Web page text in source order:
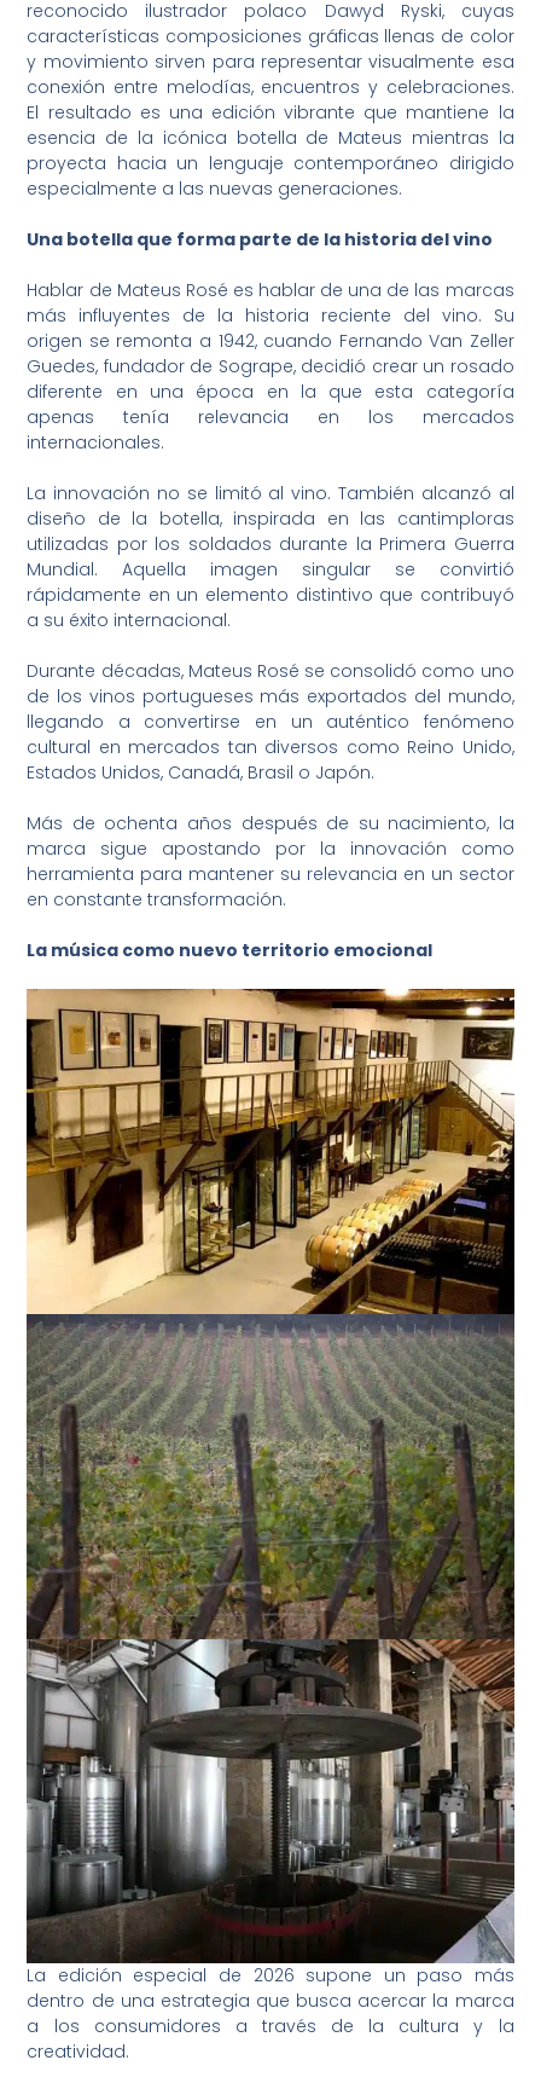
reconocido ilustrador polaco Dawyd Ryski, cuyas
características composiciones gráficas llenas de color
y movimiento sirven para representar visualmente esa
conexión entre melodías, encuentros y celebraciones.
El resultado es una edición vibrante que mantiene la
esencia de la icónica botella de Mateus mientras la
proyecta hacia un lenguaje contemporáneo dirigido
especialmente a las nuevas generaciones.
Una botella que forma parte de la historia del vino
Hablar de Mateus Rosé es hablar de una de las marcas
más influyentes de la historia reciente del vino. Su
origen se remonta a 1942, cuando Fernando Van Zeller
Guedes, fundador de Sogrape, decidió crear un rosado
diferente en una época en la que esta categoría
apenas tenía relevancia en los mercados
internacionales.
La innovación no se limitó al vino. También alcanzó al
diseño de la botella, inspirada en las cantimploras
utilizadas por los soldados durante la Primera Guerra
Mundial. Aquella imagen singular se convirtió
rápidamente en un elemento distintivo que contribuyó
a su éxito internacional.
Durante décadas, Mateus Rosé se consolidó como uno
de los vinos portugueses más exportados del mundo,
llegando a convertirse en un auténtico fenómeno
cultural en mercados tan diversos como Reino Unido,
Estados Unidos, Canadá, Brasil o Japón.
Más de ochenta años después de su nacimiento, la
marca sigue apostando por la innovación como
herramienta para mantener su relevancia en un sector
en constante transformación.
La música como nuevo territorio emocional
La edición especial de 2026 supone un paso más
dentro de una estrategia que busca acercar la marca
a los consumidores a través de la cultura y la
creatividad.